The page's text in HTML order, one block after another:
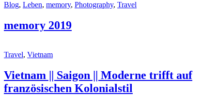
Blog, Leben, memory, Photography, Travel
memory 2019
Travel, Vietnam
Vietnam || Saigon || Moderne trifft auf
französischen Kolonialstil